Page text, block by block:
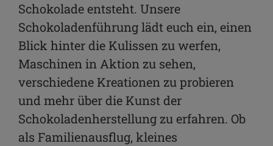
Link kopieren
E-Mail
Schokolade entsteht. Unsere
Schokoladenführung lädt euch ein, einen
Blick hinter die Kulissen zu werfen,
Maschinen in Aktion zu sehen,
verschiedene Kreationen zu probieren
und mehr über die Kunst der
Schokoladenherstellung zu erfahren. Ob
als Familienausflug, kleines